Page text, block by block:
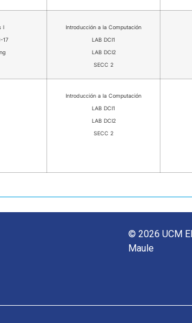
I
17
Introducción a la Computación
LAB DCI1
LAB DCI2
SECC 2
Introducción a la Computación
LAB DCI1
LAB DCI2
SECC 2
© 2026 UCM
Maule